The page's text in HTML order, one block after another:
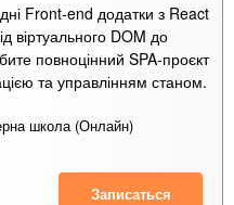
Front-end додатки з React
віртуального DOM до
повноцінний SPA-проєкт
та управлінням станом.
школа (Онлайн)
Записаться